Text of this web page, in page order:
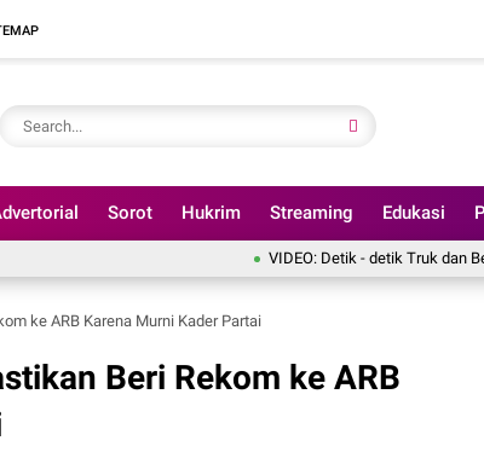
Sorot Hukrim Streaming Edukasi
VIDEO: Detik - detik Truk dan Beko Loader
ke ARB Karena Murni Kader Partai
Beri Rekom ke ARB